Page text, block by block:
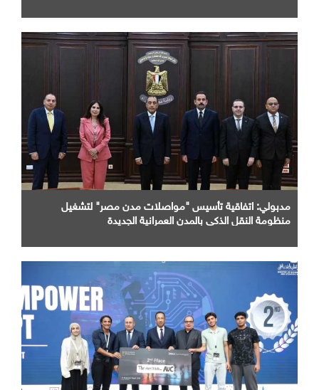
مدبولي: اتفاقية تأسيس "مواصلات مدن مصر" لتشغيل
منظومة النقل الذكي بالمدن العمرانية الجديدة